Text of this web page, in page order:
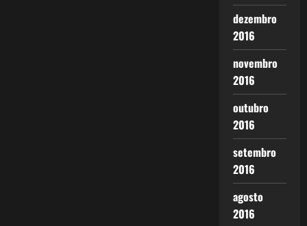
dezembro
2016
novembro
2016
outubro
2016
setembro
2016
agosto
2016